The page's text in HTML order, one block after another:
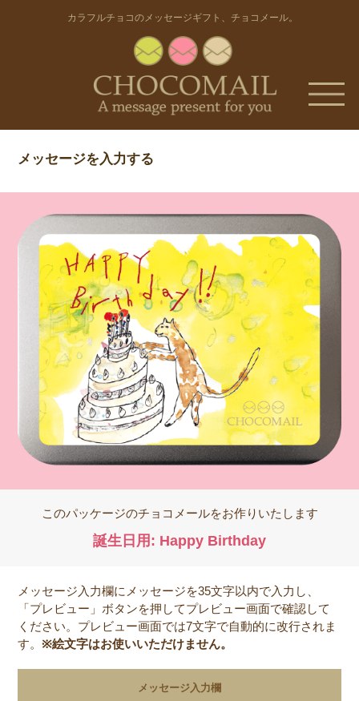
カラフルチョコのメッセージギフト 、チョコメール。
メッセージを入力する
このパッケージのチョコメールをお作りいたします
誕生日用: Happy Birthday
メッセージ入力欄にメッセージを35文字以内で入力し、
「プレビュー」ボタンを押してプレビュー画面で確認して
ください。プレビュー画面では7文字で自動的に改行されま
す。※絵文字はお使いいただけません。
メッセージ入力欄